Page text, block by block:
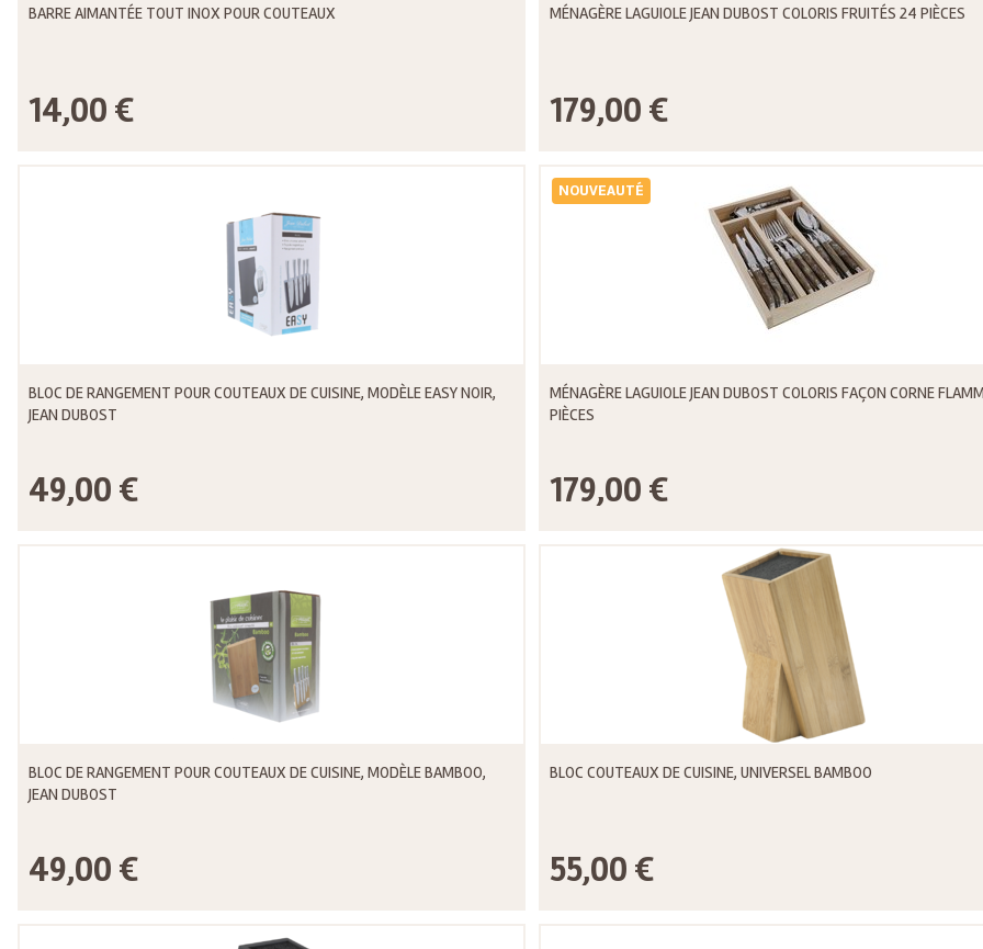
BARRE AIMANTÉE TOUT INOX POUR COUTEAUX
14,00 €
MÉNAGÈRE LAGUIOLE JEAN DUBOST COLORIS FRUITÉS 24 PIÈCES
179,00 €
BLOC DE RANGEMENT POUR COUTEAUX DE CUISINE, MODÈLE EASY NOIR,
JEAN DUBOST
49,00 €
NOUVEAUTÉ
MÉNAGÈRE LAGUIOLE JEAN DUBOST COLORIS FAÇON CORNE
PIÈCES
179,00 €
BLOC DE RANGEMENT POUR COUTEAUX DE CUISINE, MODÈLE BAMBOO,
JEAN DUBOST
49,00 €
BLOC COUTEAUX DE CUISINE, UNIVERSEL BAMBOO
55,00 €